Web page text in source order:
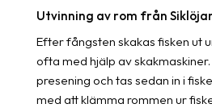
Utvinning av rom från
Efter fångsten skakas fisken ut
ofta med hjälp av
presening och tas sedan in i
med att klämma rommen ur